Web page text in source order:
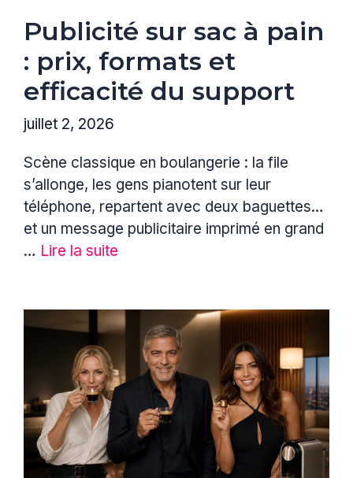
Publicité sur sac à pain
: prix, formats et
efficacité du support
juillet 2, 2026
Scène classique en boulangerie : la file
s’allonge, les gens pianotent sur leur
téléphone, repartent avec deux baguettes…
et un message publicitaire imprimé en grand
… Lire la suite